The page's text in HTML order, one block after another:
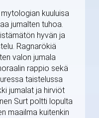
kuuluisa
jumalten tuhoa.
hyvän ja
Ragnarökiä
valon jumala
rappio sekä
taistelussa
jumalat ja hirviöt
Surt poltti lopulta
maailma kuitenkin